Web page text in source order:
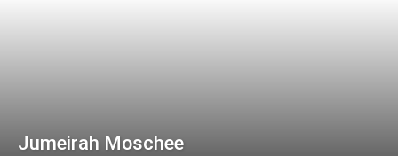
Jumeirah Moschee